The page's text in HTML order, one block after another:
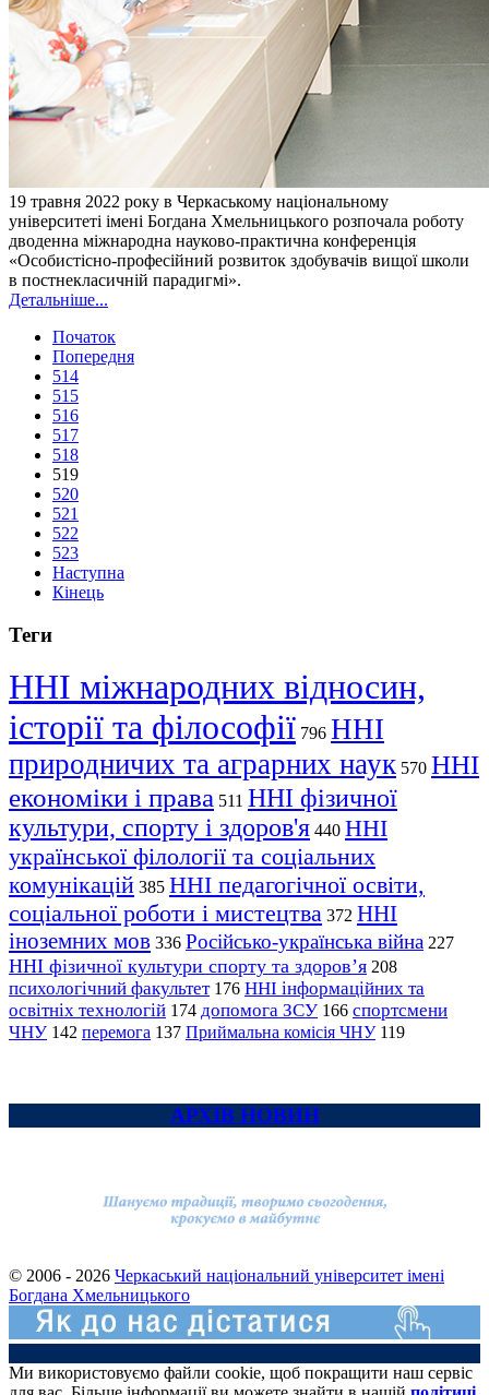
19 травня 2022 року в Черкаському національному
університеті імені Богдана Хмельницького розпочала роботу
дводенна міжнародна науково-практична конференція
«Особистісно-професійний розвиток здобувачів вищої школи
в постнекласичній парадигмі».
Детальніше...
Початок
Попередня
514
515
516
517
518
519
520
521
522
523
Наступна
Кінець
Теги
ННІ міжнародних відносин,
історії та філософії 796 ННІ
природничих та аграрних наук 570 ННІ
економіки і права 511 ННІ фізичної
культури, спорту і здоров'я 440 ННІ
української філології та соціальних
комунікацій 385 ННІ педагогічної освіти,
соціальної роботи і мистецтва 372 ННІ
іноземних мов 336 Російсько-українська війна 227
ННІ фізичної культури спорту та здоров’я 208
психологічний факультет 176 ННІ інформаційних та
освітніх технологій 174 допомога ЗСУ 166 спортсмени
ЧНУ 142 перемога 137 Приймальна комісія ЧНУ 119
АРХІВ НОВИН
© 2006 - 2026 Черкаський національний університет імені
Богдана Хмельницького
Ми використовуємо файли cookie, щоб покращити наш сервіс